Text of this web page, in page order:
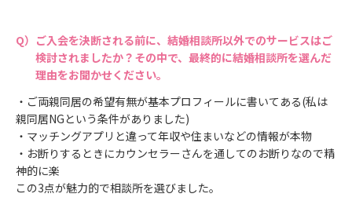
ご入会を決断される前に、結婚相談所以外でのサービスはご
検討されましたか？その中で、最終的に結婚相談所を選んだ
理由をお聞かせください。
・ご両親同居の希望有無が基本プロフィールに書いてある(私は
親同居NGという条件がありました)
・マッチングアプリと違って年収や住まいなどの情報が本物
・お断りするときにカウンセラーさんを通してのお断りなので精
神的に楽
この3点が魅力的で相談所を選びました。